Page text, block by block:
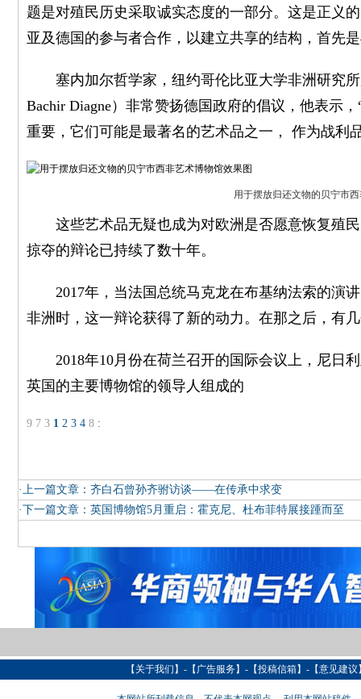
题是对殖民历史采取诚实态度的一部分。这是正义
亚及德国的参与者合作，以建立共享的结构，首先
塞内加尔哲学家，纽约哥伦比亚大学非洲研究所
Bachir Diagne）非常赞扬德国政府的倡议，他表示
重要，它们可能是最著名的艺术品之一， 作为战利
用于摆放归还文物的贝宁市
这些艺术品无疑也成为对欧洲是否愿意恢复殖民
掠夺的辩论已持续了数十年。
2017年，当法国总统马克龙在布基纳法索的演
非洲时，这一辩论获得了新的动力。在那之后，有
2018年10月份在荷兰召开的国际会议上，尼日
英国的主要博物馆的领导人组成的
9 7 3 1 2 3 4 8 :
·上一篇文章： 齐白石曾孙齐驸访谈——在传承中求变
·下一篇文章： 英国博物馆5月重启：霍克尼、杜布菲特展接踵而至
【 关于我们 】-【 广告服务】-【投稿信箱】-【意见建